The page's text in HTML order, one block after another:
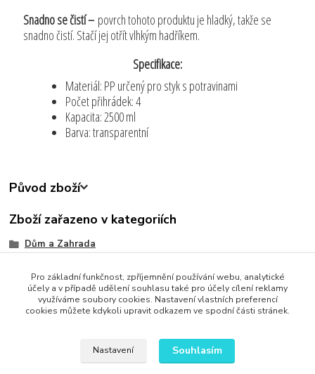
Snadno se čistí – povrch tohoto produktu je hladký, takže se
snadno čistí. Stačí jej otřít vlhkým hadříkem.
Specifikace:
Materiál: PP určený pro styk s potravinami
Počet přihrádek: 4
Kapacita: 2500 ml
Barva: transparentní
Původ zboží
Zboží zařazeno v kategoriích
Dům a Zahrada
Kuchyňské potřeby
Upravit sběr cookies.
Pro základní funkčnost, zpříjemnění používání webu, analytické
účely a v případě udělení souhlasu také pro účely cílení reklamy
využíváme soubory cookies. Nastavení vlastních preferencí
cookies můžete kdykoli upravit odkazem ve spodní části stránek.
Nastavení Souhlasím